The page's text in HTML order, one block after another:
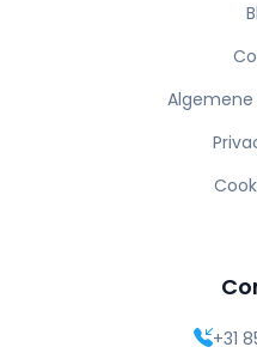
+31